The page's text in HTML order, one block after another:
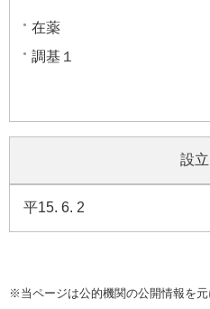
在薬
調基１
設立
平15. 6. 2
※当ページは公的機関の公開情報を